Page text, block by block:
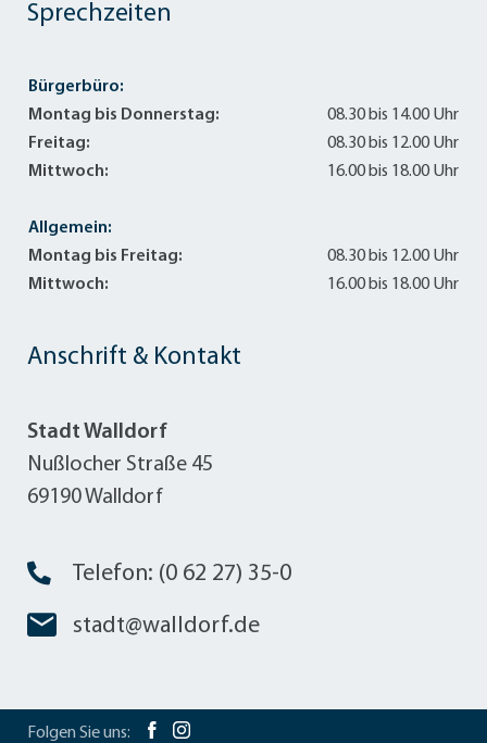
Anschrift & Kontakt
Stadt Walldorf
Nußlocher Straße 45
69190 Walldorf
Telefon: (0 62 27) 35-0
stadt@walldorf.de
Sprechzeiten
Bürgerbüro:
Montag bis Donnerstag:
08.30 bis 14.00 Uhr
Freitag:
08.30 bis 12.00 Uhr
Mittwoch:
16.00 bis 18.00 Uhr
Allgemein:
Montag bis Freitag:
08.30 bis 12.00 Uhr
Mittwoch:
16.00 bis 18.00 Uhr
Folgen Sie uns: